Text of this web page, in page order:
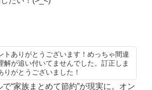
トありがとうございます！めっちゃ間違
解が追い付いてませんでした。訂正しま
りがとうございました！
で“家族まとめて節約”が現実に。オン